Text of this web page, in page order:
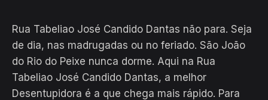
Rua Tabeliao José Candido Dantas não para. Seja
de dia, nas madrugadas ou no feriado. São João
do Rio do Peixe nunca dorme. Aqui na Rua
Tabeliao José Candido Dantas, a melhor
Desentupidora é a que chega mais rápido. Para